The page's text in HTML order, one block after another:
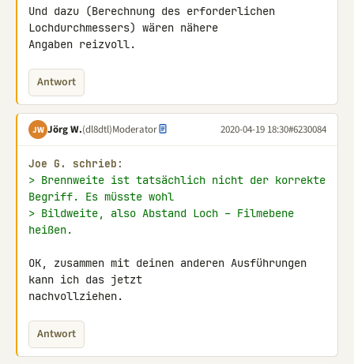
Und dazu (Berechnung des erforderlichen
Lochdurchmessers) wären nähere
Angaben reizvoll.
Antwort
JW Jörg W.(dl8dtl)Moderator 2020-04-19 18:30#6230084
Joe G. schrieb:
> Brennweite ist tatsächlich nicht der korrekte
Begriff. Es müsste wohl
> Bildweite, also Abstand Loch – Filmebene
heißen.
OK, zusammen mit deinen anderen Ausführungen
kann ich das jetzt
nachvollziehen.
Antwort